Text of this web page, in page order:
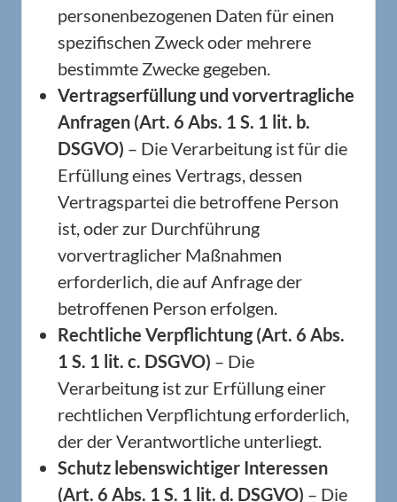
personenbezogenen Daten für einen
spezifischen Zweck oder mehrere
bestimmte Zwecke gegeben.
Vertragserfüllung und vorvertragliche
Anfragen (Art. 6 Abs. 1 S. 1 lit. b.
DSGVO) – Die Verarbeitung ist für die
Erfüllung eines Vertrags, dessen
Vertragspartei die betroffene Person
ist, oder zur Durchführung
vorvertraglicher Maßnahmen
erforderlich, die auf Anfrage der
betroffenen Person erfolgen.
Rechtliche Verpflichtung (Art. 6 Abs.
1 S. 1 lit. c. DSGVO) – Die
Verarbeitung ist zur Erfüllung einer
rechtlichen Verpflichtung erforderlich,
der der Verantwortliche unterliegt.
Schutz lebenswichtiger Interessen
(Art. 6 Abs. 1 S. 1 lit. d. DSGVO) – Die